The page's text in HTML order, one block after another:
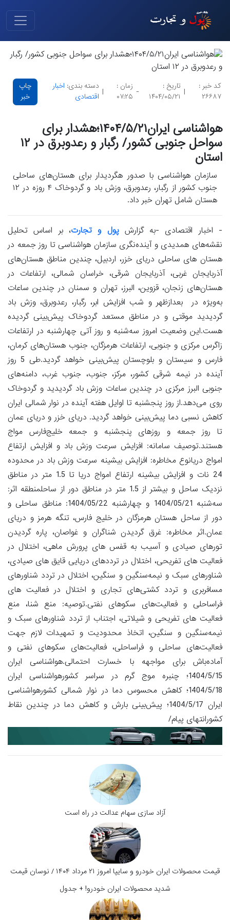
کد خبر :
۲۶۶۸۷
|
تاریخ :
۱۴۰۴/۰۵/۲۱
-
زمان :
۰۷:۲۵
|
دسته بندی: اخبار
اقتصادی
چاپ
خبر
هواشناسی ایران۱۴۰۴/۵/۲۱؛هشدار برای
سواحل جنوبی کشور/ رگبار و رعدوبرق در ۱۲
استان
سازمان هواشناسی با صدور هگردیدار برای هستان‌های ساحلی
جنوب کشور از رگبار، رعدوبرق، وزش باد و گردوخاک ۴ روزه در ۱۲
هستان شامل تهران خبر داد.
- اخبار اقتصادی -به گزارشپول و تجارت،‌ بر اساس تحلیل
نقشه‌های همدیدی و آینده‌نگری سازمان هواشناسی تا روز جمعه در
هستان های ساحلی دریای خزر، اردبیل، چندین مناطق هستان‌های
آذربایجان غربی، آذربایجان شرقی، خراسان شمالی، ارتفاعات در
هستان‌های زنجان، قزوین، البرز، تهران و سمنان در چندین ساعات
به‌ویژه در بعدازظهر و شب افزایش ابر، رگبار، رعدوبرق، وزش باد
گردیدید موقتی و در مناطق مستعد گردوخاک پیش‌بینی گردیده
هست.این وضعیت امروز سه‌شنبه و روز آتی چهارشنبه در ارتفاعات
زاگرس مرکزی و جنوبی، ارتفاعات هرمزگان، جنوب هستان‌های کرمان،
فارس و سیستان و بلوچستان پیش‌بینی خواهد گردید.طی 5 روز
آینده در نیمه شرقی کشور، مرکز، جنوب، جنوب غرب، دامنه‌های
جنوبی البرز مرکزی در چندین ساعات وزش باد گردیدید و گردوخاک
روی می‌دهد.از روز پنجشنبه تا اوایل هفته آینده در نوار شمالی ایران
کاهش نسبی دما پیش‌بینی خواهد گردید. دریای خزر و دریای عمان
تا روز جمعه و روزهای پنجشنبه و جمعه خلیج‌فارس مواج
هستند.توصیف سامانه: افزایش سرعت وزش باد و افزایش ارتفاع
امواج دریانوع مخاطره: افزایش بیشینه سرعت وزش باد در محدوده
24 نات و افزایش بیشینه ارتفاع امواج دریا تا 1.5 متر در مناطق
نزدیک ساحل و بیشتر از 1.5 متر در مناطق دور از ساحلمنطقه اثر:
سه‌شنبه 1404/05/21 و چهارشنبه 1404/05/22: مناطق ساحلی و
دور از ساحل هستان هرمزگان در خلیج فارس، تنگه هرمز و دریای
عمان.اثر مخاطره: غرق گردیدن شناگران و غواصان، پاره گردیدن
تورهای صیادی و آسیب به قفس های پرورش ماهی، اختلال در
فعالیت های تفریحی، اختلال در ترددهای دریایی قایق های صیادی،
شناورهای سبک و نیمه‌سنگین و سنگین، اختلال در تردد شناورهای
مسافربری و تردد کشتی‌های تجاری و اختلال در فعالیت های
فراساحلی و فعالیت‌های سکوهای نفتی.توصیه: منع شنا، منع
فعالیت های تفریحی و شیلاتی، اجتناب از تردد شناورهای سبک و
نیمه‌سنگین و سنگین، اتخاذ محدودیت و تمهیدات لازم جهت
فعالیت‌های ساحلی و فراساحلی، فعالیت‌های سکوهای نفتی و
آماده‌باش برای مواجهه با خسارت احتمالی.هواشناسی ایران
1404/5/15؛ چنبره موج گرم در سراسر کشورهواشناسی ایران
1404/5/18؛ کاهش محسوس دما در نوار شمالی کشورهواشناسی
ایران 1404/5/17؛ پیش‌بینی بارش و کاهش دما در چندین نقاط
کشورانتهای پیام/
آزاد سازی سهام عدالت در راه است
قیمت محصولات ایران خودرو و سایپا امروز ۲۱ مرداد ۱۴۰۴ / نوسان قیمت
شدید محصولات ایران خودرو! + جدول